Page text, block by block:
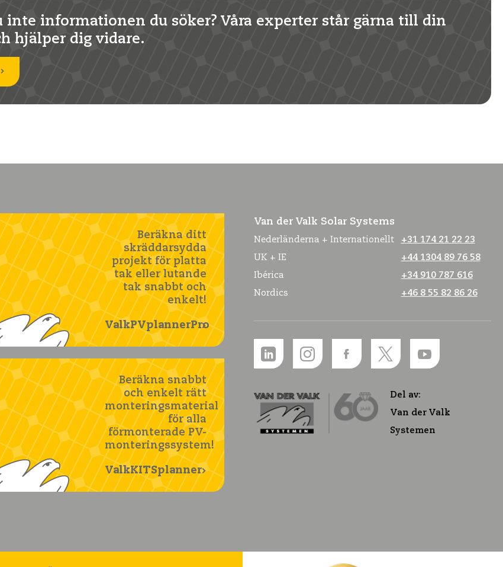
inte informationen du söker? Våra experter står gärna till din
hjälper dig vidare.
Beräkna ditt
skräddarsydda
projekt för platta
tak eller lutande
tak snabbt och
enkelt!
ValkPVplannerPro
Beräkna snabbt
och enkelt rätt
monteringsmaterial
för alla
förmonterade PV-
monteringssystem!
ValkKITSplanner
Van der Valk Solar Systems
Nederländerna + Internationellt
+31 174 21 22 23
UK + IE
+44 1304 89 76 58
Ibérica
+34 910 787 616
Nordics
+46 8 55 82 86 26
Del av:
Van der Valk
Systemen